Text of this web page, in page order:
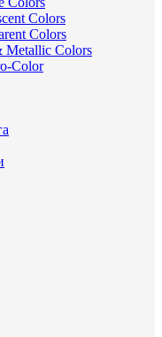
Colors
Colors
Metallic Colors
Color